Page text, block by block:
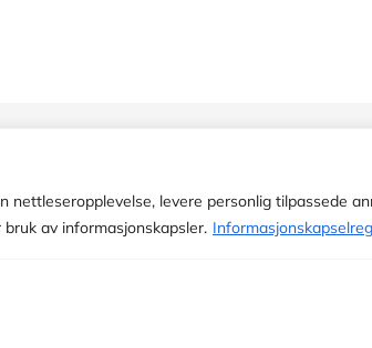
levere personlig tilpassede
av informasjonskapsler.